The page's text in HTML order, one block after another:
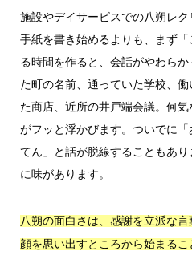
施設やデイサービスでの八朔レ
手紙を書き始めるよりも、まず
る時間を作ると、会話がやわら
た町の名前、通っていた学校、
た商店、近所の井戸端会議。何
がフッと浮かびます。ついでに
てん」と話が脱線することもあ
に味があります。
八朔の面白さは、感謝を立派な
顔を思い出すところから始まるこ